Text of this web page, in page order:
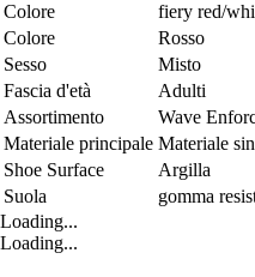
Colore
fiery red/
Colore
Rosso
Sesso
Misto
Fascia d'età
Adulti
Assortimento
Wave
Materiale principale Materiale
Shoe Surface
Argilla
Suola
gomma
Loading...
Loading...